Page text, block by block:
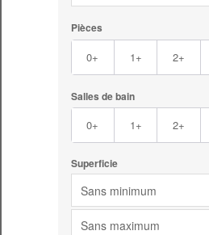
Pièces
0+ 1+ 2+
Salles de bain
0+ 1+ 2+
Superficie
Sans minimum
Sans maximum